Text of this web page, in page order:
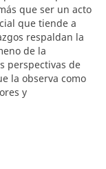
que ser un acto
que tiende a
respaldan la
de la
perspectivas de
la observa como
y